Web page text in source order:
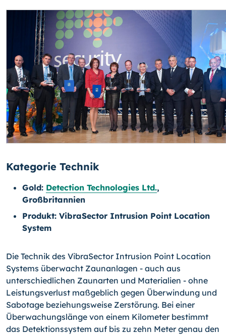
Kategorie Technik
Gold: Detection Technologies Ltd.,
Großbritannien
Produkt: VibraSector Intrusion Point Location
System
Die Technik des VibraSector Intrusion Point Location
Systems überwacht Zaunanla­gen - auch aus
unterschiedlichen Zaunarten und Materialien - ohne
Leistungsverlust maßgeblich gegen Überwindung und
Sabotage beziehungsweise Zerstörung. Bei einer
Überwachungslänge von einem Kilometer bestimmt
das Detektionssystem auf bis zu zehn Meter genau den